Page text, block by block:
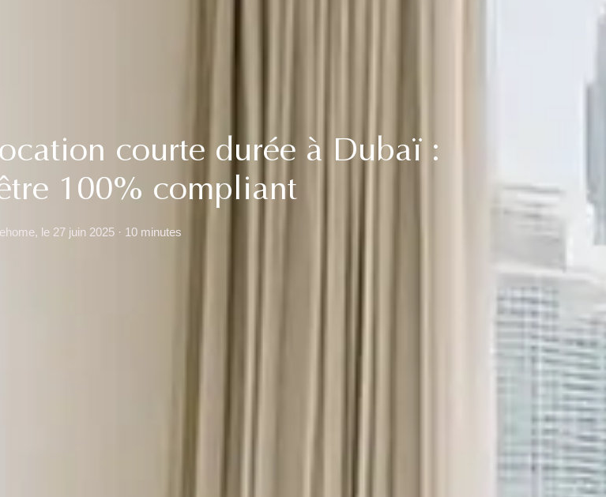
courte durée à Dubaï :
100% compliant
le 27 juin 2025 · 10 minutes